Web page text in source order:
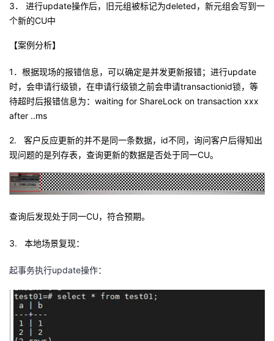
学
堂
我
的
程
我
认
证
的
实
验
我
的
收
藏
持
我
的
技
持
我
的
建
议
3． 进行update操作后，旧元组被标记为deleted，新元组会写到一
个新的CU中
【案例分析】
1 ．根据现场的报错信息，可以确定是并发更新报错；进行update
时，会申请行级锁，在申请行级锁之前会申请transactionid锁，等
待超时后报错信息为： waiting for ShareLock on transaction xxx
after ..ms
2. 客户反应更新的并不是同一条数据， id不同，询问客户后得知出
现问题的是列存表，查询更新的数据是否处于同一CU。
查询后发现处于同一CU，符合预期。
3. 本地场景复现：
起事务执行update操作：